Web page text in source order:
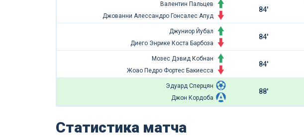
Валентин Пальцев
Джованни Алессандро Гонсалес Апуд
84'
Джуниор Йубал
Диего Энрике Коста Барбоза
84'
Мозес Дэвид Кобнан
Жоао Педро Фортес Бакиесса
84'
Эдуард Сперцян
Джон Кордоба
88'
Статистика матча